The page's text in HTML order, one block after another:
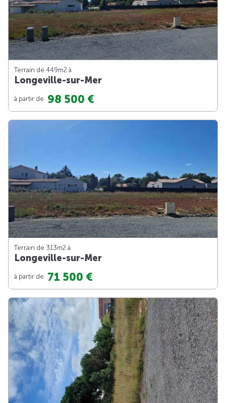
Terrain de 449m2 à
Longeville-sur-Mer
à partir de 98 500 €
Terrain de 313m2 à
Longeville-sur-Mer
à partir de 71 500 €